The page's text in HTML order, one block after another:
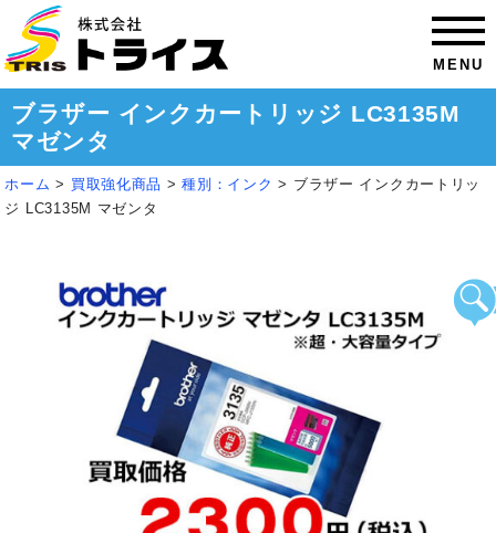
MENU
ブラザー インクカートリッジ LC3135M
マゼンタ
ホーム > 買取強化商品 >種別：インク > ブラザー インクカートリッ
ジ LC3135M マゼンタ